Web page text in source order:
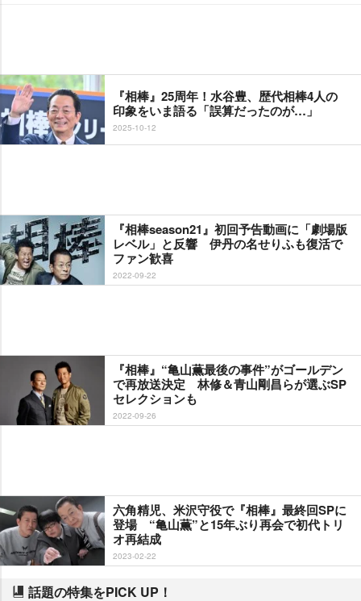
『相棒』25周年！水谷豊、歴代相棒4人の
印象をいま語る「誤算だったのが…」
2025-10-12
『相棒season21』初回予告動画に「劇場版
レベル」と反響 伊丹の名せりふも復活で
ファン歓喜
2022-09-22
『相棒』“亀山薫最後の事件”がゴールデン
で再放送決定 林修＆青山剛昌らが選ぶSP
セレクションも
2022-09-26
六角精児、米沢守役で『相棒』最終回SPに
登場 “亀山薫”と15年ぶり再会で初代トリ
オ再結成
2023-02-22
話題の特集をPICK UP！